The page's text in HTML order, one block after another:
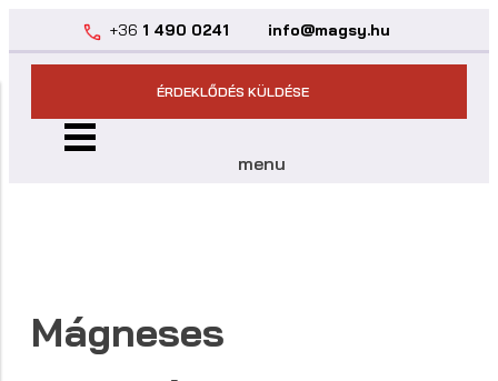
+36 1 490 0241 info@magsy.hu
ÉRDEKLŐDÉS KÜLDÉSE
menu
Mágneses